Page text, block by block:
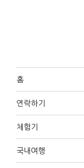
홈
연락하기
체험기
국내여행